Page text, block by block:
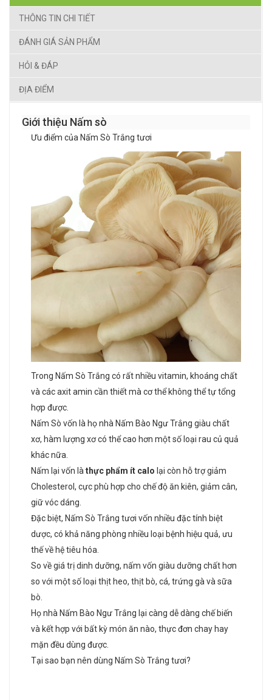
THÔNG TIN CHI TIẾT
ĐÁNH GIÁ SẢN PHẨM
HỎI & ĐÁP
ĐỊA ĐIỂM
Giới thiệu Nấm sò
Ưu điểm của Nấm Sò Trắng tươi
Trong Nấm Sò Trắng có rất nhiều vitamin, khoáng chất
và các axit amin cần thiết mà cơ thể không thể tự tổng
hợp được.
Nấm Sò vốn là họ nhà Nấm Bào Ngư Trắng giàu chất
xơ, hàm lượng xơ có thể cao hơn một số loại rau củ quả
khác nữa.
Nấm lại vốn là thực phẩm ít calo lại còn hỗ trợ giảm
Cholesterol, cực phù hợp cho chế độ ăn kiên, giảm cân,
giữ vóc dáng.
Đặc biệt, Nấm Sò Trắng tươi vốn nhiều đặc tính biệt
dược, có khả năng phòng nhiều loại bệnh hiệu quả, ưu
thế về hệ tiêu hóa.
So về giá trị dinh dưỡng, nấm vốn giàu dưỡng chất hơn
so với một số loại thịt heo, thịt bò, cá, trứng gà và sữa
bò.
Họ nhà Nấm Bào Ngư Trắng lại càng dễ dàng chế biến
và kết hợp với bất kỳ món ăn nào, thực đơn chay hay
mặn đều dùng được.
Tại sao bạn nên dùng Nấm Sò Trắng tươi?